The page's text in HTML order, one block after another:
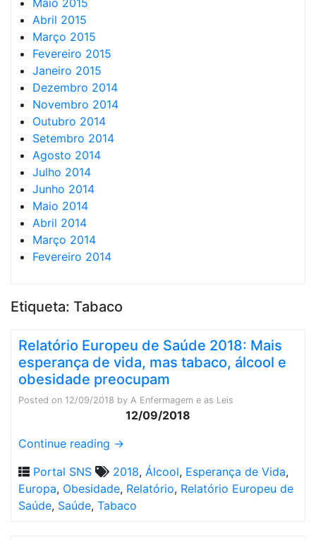
Maio 2015
Abril 2015
Março 2015
Fevereiro 2015
Janeiro 2015
Dezembro 2014
Novembro 2014
Outubro 2014
Setembro 2014
Agosto 2014
Julho 2014
Junho 2014
Maio 2014
Abril 2014
Março 2014
Fevereiro 2014
Etiqueta: Tabaco
Relatório Europeu de Saúde 2018: Mais
esperança de vida, mas tabaco, álcool e
obesidade preocupam
Posted on 12/09/2018 by A Enfermagem e as Leis
12/09/2018
Continue reading →
Portal SNS
2018, Álcool, Esperança de Vida,
Europa, Obesidade, Relatório, Relatório Europeu de
Saúde, Saúde, Tabaco